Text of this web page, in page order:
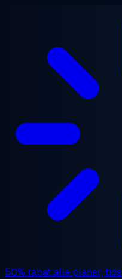
50% rabatalle planer,